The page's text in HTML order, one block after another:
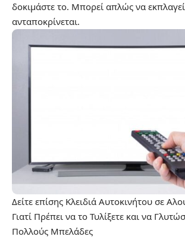
δοκιμάστε το. Μπορεί απλώς να
ανταποκρίνεται.
Δείτε επίσης Κλειδιά Αυτοκινήτου σε
Γιατί Πρέπει να το Τυλίξετε και να
Πολλούς Μπελάδες